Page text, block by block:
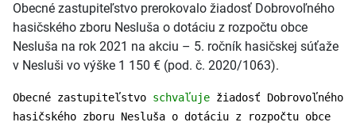
Obecné zastupiteľstvo prerokovalo žiadosť Dobrovoľného
hasičského zboru Nesluša o dotáciu z rozpočtu obce
Nesluša na rok 2021 na akciu – 5. ročník hasičskej súťaže
v Nesluši vo výške 1 150 € (pod. č. 2020/1063).
Obecné zastupiteľstvo schvaľuje žiadosť Dobrovoľného
hasičského zboru Nesluša o dotáciu z rozpočtu obce